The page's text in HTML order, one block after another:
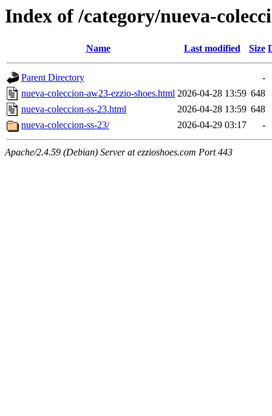
Index of /category/nueva-
Name Last modified Size
Parent Directory
-
nueva-coleccion-aw23-ezzio-shoes.html 2026-04-28 13:59 648
nueva-coleccion-ss-23.html
2026-04-28 13:59 648
nueva-coleccion-ss-23/
2026-04-29 03:17 -
Apache/2.4.59 (Debian) Server at ezzioshoes.com Port 443